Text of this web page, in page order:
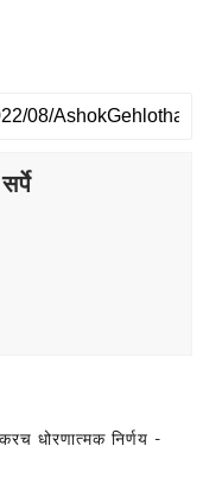
धोरणात्मक निर्णय -